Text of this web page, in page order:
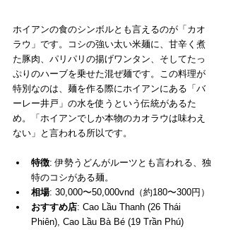
ホイアンの食のシンボルとも言えるのが「カオ
ラウ」です。コシの強い太い米麺に、甘辛く煮
た豚肉、パリパリの揚げワンタン、そしてたっ
ぷりのハーブを乗せた混ぜ麺です。この料理が
特別なのは、麺を作る際にホイアンにある「バ
ーレー井戸」の水を使うという伝統があるた
め。「ホイアンでしか本物のカオラウは味わえ
ない」と言われる所以です。
特徴: 伊勢うどんがルーツとも言われる、独
特のコシがある麺。
相場: 30,000〜50,000vnd（約180〜300円）
おすすめ店: Cao Lầu Thanh (26 Thái
Phiên), Cao Lầu Bà Bé (19 Trần Phú)